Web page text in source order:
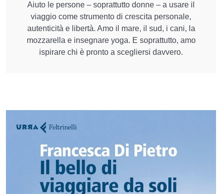
Aiuto le persone – soprattutto donne – a usare il
viaggio come strumento di crescita personale,
autenticità e libertà. Amo il mare, il sud, i cani, la
mozzarella e insegnare yoga. E soprattutto, amo
ispirare chi è pronto a scegliersi davvero.